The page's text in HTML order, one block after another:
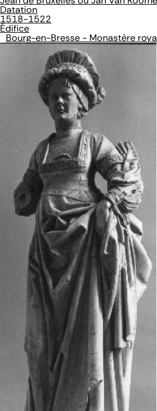
Datation
1518-1522
Édifice
Bourg-en-Bresse - Monastère